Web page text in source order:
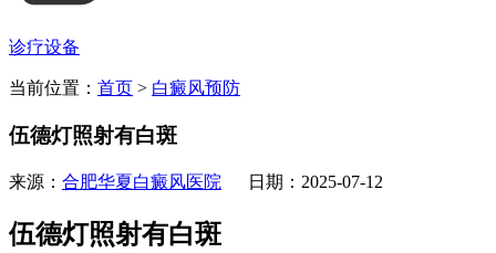
诊疗设备
当前位置： 首页 > 白癜风预防
伍德灯照射有白斑
来源： 合肥华夏白癜风医院 日期：2025-07-12
伍德灯照射有白斑